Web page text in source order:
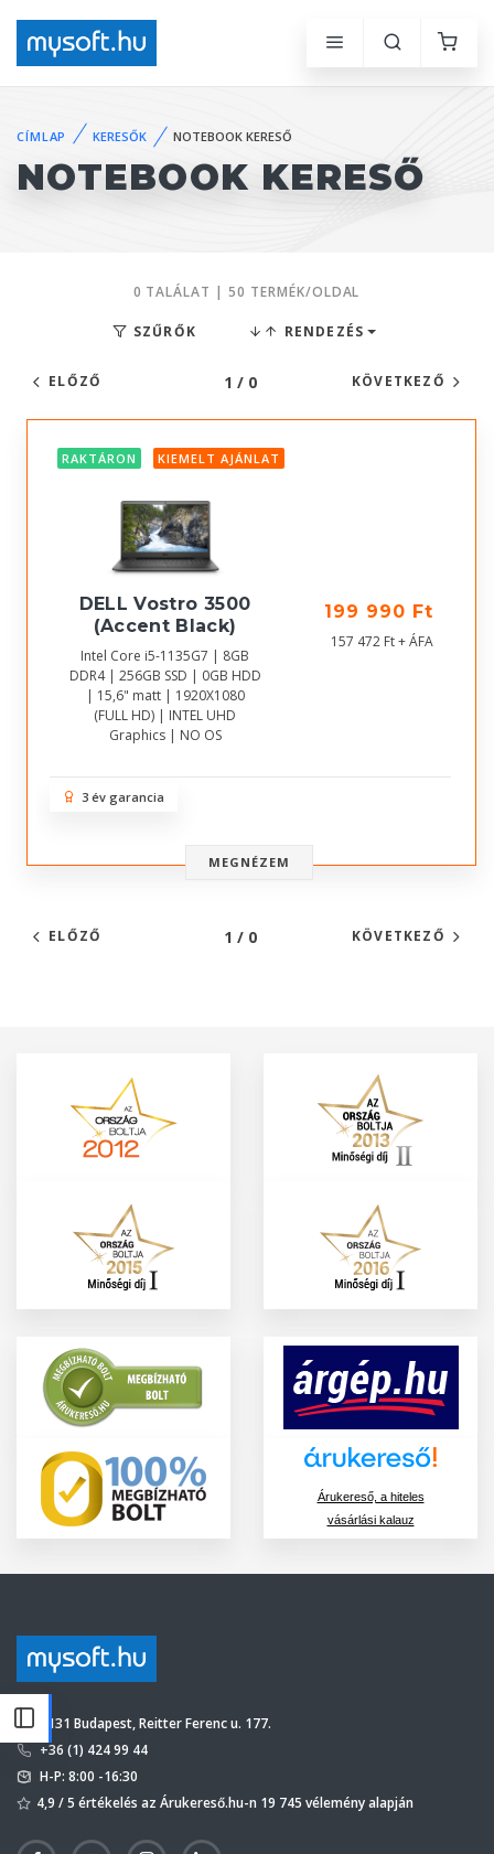
CÍMLAP KERESŐK NOTEBOOK KERESŐ
NOTEBOOK KERESŐ
0 TALÁLAT | 50 TERMÉK/OLDAL
SZŰRŐK RENDEZÉS
ELŐZŐ 1 / 0 KÖVETKEZŐ
RAKTÁRON KIEMELT AJÁNLAT
DELL Vostro 3500
(Accent Black)
Intel Core i5-1135G7 | 8GB
DDR4 | 256GB SSD | 0GB HDD
| 15,6" matt | 1920X1080
(FULL HD) | INTEL UHD
Graphics | NO OS
199 990 Ft
157 472 Ft + ÁFA
3 év garancia
MEGNÉZEM
ELŐZŐ 1 / 0 KÖVETKEZŐ
Árukereső, a hiteles
vásárlási kalauz
1131 Budapest, Reitter Ferenc u. 177.
+36 (1) 424 99 44
H-P: 8:00 -16:30
4,9 / 5 értékelés az Árukereső.hu-n 19 745 vélemény alapján